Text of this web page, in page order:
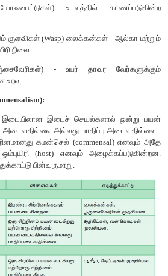
மண்ணின் தன்மையை மாற்றி
நிலப்பரப்பு
திசைகள், மலையின் செங்குத்து
(Latitudes and altitudes):
ரேகை பகுதியிலிருந்து
வெப்பநிலையானது
குறைந்தும் காணப்படுகின்றன.
நோக்கிக் காணப்படுகின்ற
கீழே கொடுக்கப்பட்டுள்ளது.